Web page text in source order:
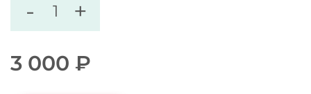
- +
3 000 ₽